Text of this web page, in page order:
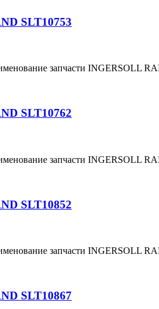
SLT10753
запчасти INGERSOLL
SLT10762
запчасти INGERSOLL
SLT10852
запчасти INGERSOLL
SLT10867